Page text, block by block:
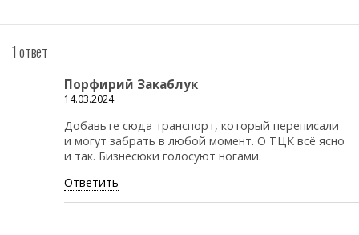
1 ответ
Порфирий Закаблук
14.03.2024
Добавьте сюда транспорт, который переписали
и могут забрать в любой момент. О ТЦК всё ясно
и так. Бизнесюки голосуют ногами.
Ответить